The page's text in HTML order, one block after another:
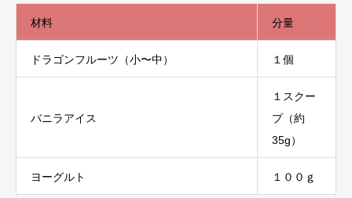
材料 分量
ドラゴンフルーツ（小〜中） １個
バニラアイス
１スクー
プ（約
35g）
ヨーグルト １００ｇ